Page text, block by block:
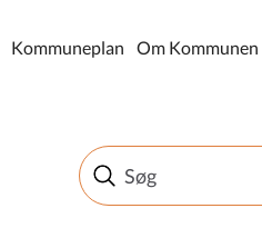
da
kl-GL
Kommuneplan Om Kommunen